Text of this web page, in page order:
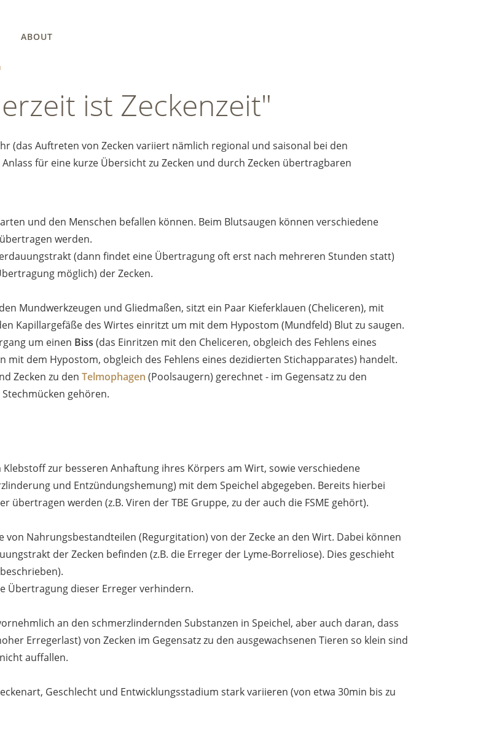
ABOUT
ist Zeckenzeit"
(das Auftreten von Zecken variiert nämlich regional und saisonal bei den
für eine kurze Übersicht zu Zecken und durch Zecken übertragbaren
und den Menschen befallen können. Beim Blutsaugen können verschiedene
übertragen werden.
(dann findet eine Übertragung oft erst nach mehreren Stunden statt)
möglich) der Zecken.
Mundwerkzeugen und Gliedmaßen, sitzt ein Paar Kieferklauen (Cheliceren), mit
Kapillargefäße des Wirtes einritzt um mit dem Hypostom (Mundfeld) Blut zu saugen.
um einen Biss (das Einritzen mit den Cheliceren, obgleich des Fehlens eines
mit dem Hypostom, obgleich des Fehlens eines dezidierten Stichapparates) handelt.
Zecken zu den Telmophagen (Poolsaugern) gerechnet - im Gegensatz zu den
gehören.
zur besseren Anhaftung ihres Körpers am Wirt, sowie verschiedene
und Entzündungshemung) mit dem Speichel abgegeben. Bereits hierbei
übertragen werden (z.B. Viren der TBE Gruppe, zu der auch die FSME gehört).
Nahrungsbestandteilen (Regurgitation) von der Zecke an den Wirt. Dabei können
der Zecken befinden (z.B. die Erreger der Lyme-Borreliose). Dies geschieht
Übertragung dieser Erreger verhindern.
an den schmerzlindernden Substanzen in Speichel, aber auch daran, dass
Erregerlast) von Zecken im Gegensatz zu den ausgewachsenen Tieren so klein sind
auffallen.
Geschlecht und Entwicklungsstadium stark variieren (von etwa 30min bis zu